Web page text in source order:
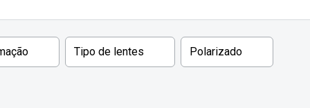
Tipo de lentes Polarizado